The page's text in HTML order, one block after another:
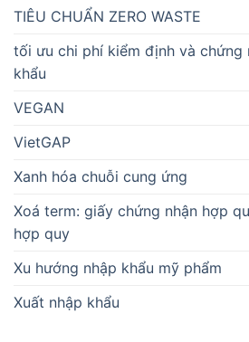
TIÊU CHUẨN ZERO WASTE
tối ưu chi phí kiểm định và chứng
khẩu
VEGAN
VietGAP
Xanh hóa chuỗi cung ứng
Xoá term: giấy chứng nhận hợp
hợp quy
Xu hướng nhập khẩu mỹ phẩm
Xuất nhập khẩu